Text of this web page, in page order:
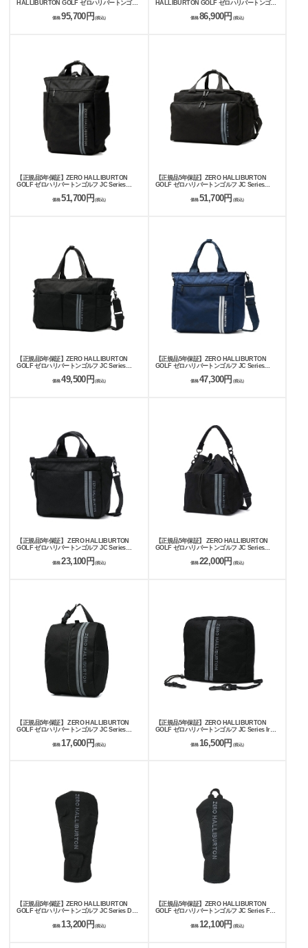
HALLIBURTON GOLF ゼロハリバートンゴル
Jacquard Camo 85231 85233
価格 95,700円 (税込)
HALLIBURTON GOLF ゼロハリバートンゴル
Camo 85232 85234
価格86,900円 (税込)
【正規品5年保証】ZERO HALLIBURTON
GOLF ゼロハリバートンゴルフ JC Series
価格 51,700円 (税込)
【正規品5年保証】ZERO HALLIBURTON
GOLF ゼロハリバートンゴルフ JC Series
価格51,700円 (税込)
【正規品5年保証】ZERO HALLIBURTON
GOLF ゼロハリバートンゴルフ JC Series
価格 49,500円 (税込)
【正規品5年保証】ZERO HALLIBURTON
GOLF ゼロハリバートンゴルフ JC Series
価格47,300円 (税込)
【正規品5年保証】 ZERO HALLIBURTON
GOLF ゼロハリバートンゴルフ JC Series
価格 23,100円 (税込)
【正規品5年保証】 ZERO HALLIBURTON
GOLF ゼロハリバートンゴルフ JC Series
Jacquard Camo 85257
価格22,000円 (税込)
【正規品5年保証】 ZERO HALLIBURTON
GOLF ゼロハリバートンゴルフ JC Series
価格 17,600円(税込)
【正規品5年保証】ZERO HALLIBURTON
GOLF ゼロハリバートンゴルフ JC Series Iron
価格 16,500円 (税込)
【正規品5年保証】ZERO HALLIBURTON
GOLF ゼロハリバートンゴルフ JC Series DR
価格 13,200円 (税込)
【正規品5年保証】ZERO HALLIBURTON
GOLF ゼロハリバートンゴルフ JC Series FW
価格12,100円 (税込)